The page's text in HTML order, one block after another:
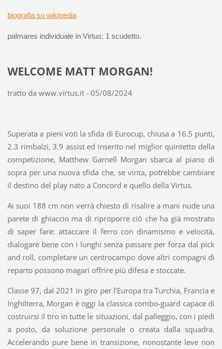
biografia su wikipedia
palmares individuale in Virtus: 1 scudetto.
WELCOME MATT MORGAN!
tratto da www.virtus.it - 05/08/2024
Superata a pieni voti la sfida di Eurocup, chiusa a 16.5 punti,
2.3 rimbalzi, 3.9 assist ed inserito nel miglior quintetto della
competizione, Matthew Garnell Morgan sbarca al piano di
sopra per una nuova sfida che, se vinta, potrebbe cambiare
il destino del play nato a Concord e quello della Virtus.
Ai suoi 188 cm non verrà chiesto di risalire a mani nude una
parete di ghiaccio ma di riproporre ciò che ha già mostrato
di saper fare: attaccare il ferro con dinamismo e velocità,
dialogare bene con i lunghi senza passare per forza dal pick
and roll, completare un centrocampo dove altri compagni di
reparto possono magari offrire più difesa e stoccate.
Classe 97, dal 2021 in giro per l’Europa tra Turchia, Francia e
Inghilterra, Morgan è oggi la classica combo-guard capace di
costruirsi il tiro in tutte le situazioni, dal palleggio, con i piedi
a posto, da soluzione personale o creata dalla squadra.
Accelerando pure bene in transizione, nonostante leve non